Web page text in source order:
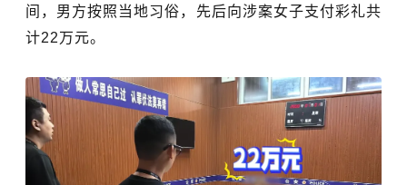
间，男方按照当地习俗，先后向涉案女子支付彩礼共
计22万元。